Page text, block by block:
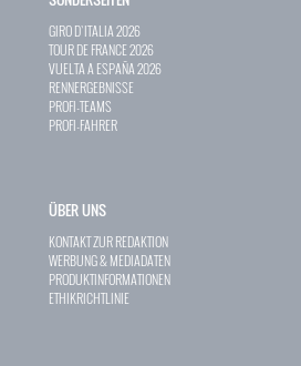
GIRO D`ITALIA 2026
TOUR DE FRANCE 2026
VUELTA A ESPAÑA 2026
RENNERGEBNISSE
PROFI-TEAMS
PROFI-FAHRER
ÜBER UNS
KONTAKT ZUR REDAKTION
WERBUNG & MEDIADATEN
PRODUKTINFORMATIONEN
ETHIKRICHTLINIE